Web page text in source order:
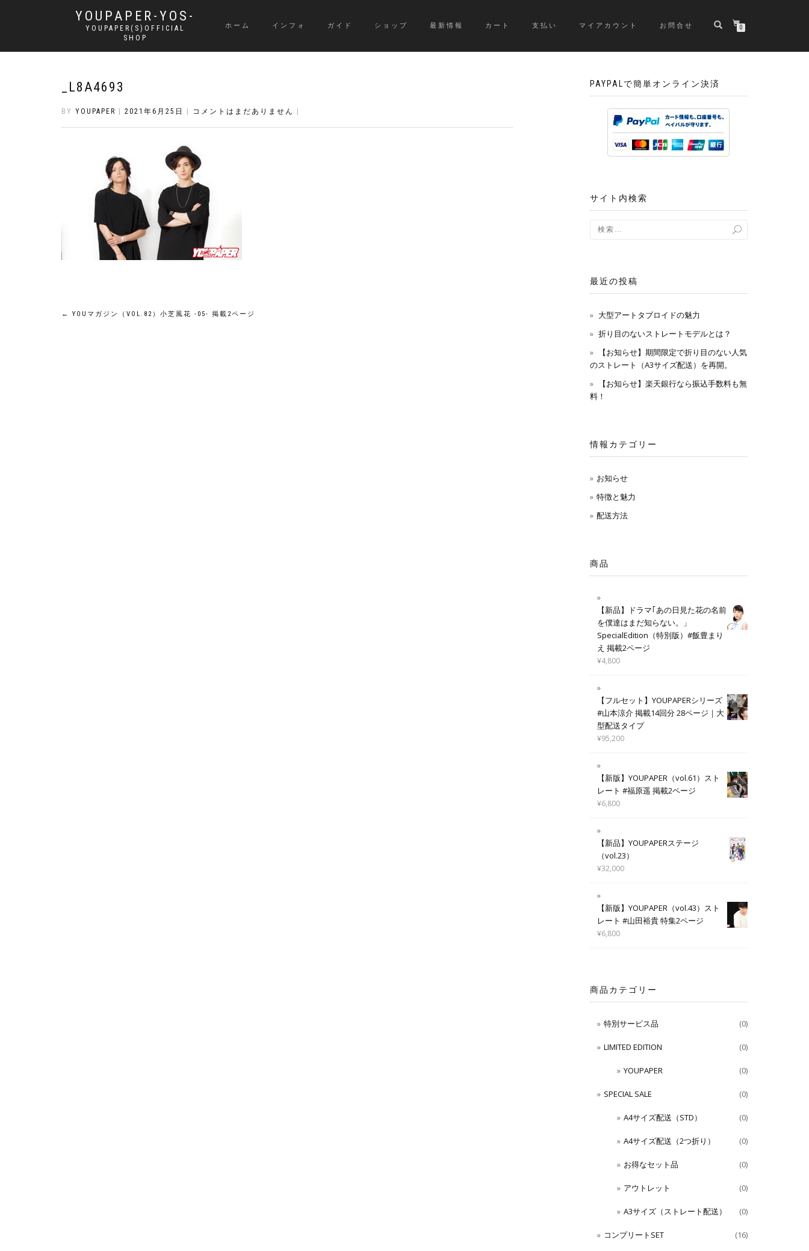
YOUPAPER-YOS-
YOUPAPER(S)OFFICIAL
SHOP
ホーム インフォ ガイド ショップ 最新情報 カート 支払い マイアカウント お問合せ 0
_L8A4693
BY YOUPAPER 2021年6月25日 コメントはまだありません
投
← YOUマガジン（VOL.82）小芝風花 -05- 掲載2ページ
PAYPALで簡単オンライン決済
サイト内検索
最近の投稿
大型アートタブロイドの魅力
折り目のないストレートモデルとは？
【お知らせ】期間限定で折り目のない人気
のストレート（A3サイズ配送）を再開。
【お知らせ】楽天銀行なら振込手数料も無
料！
情報カテゴリー
お知らせ
特徴と魅力
配送方法
商品
【新品】ドラマ｢あの日見た花の名前
を僕達はまだ知らない。」
SpecialEdition（特別版）#飯豊まり
え 掲載2ページ
¥4,800
【フルセット】YOUPAPERシリーズ
#山本涼介 掲載14回分 28ページ｜大
型配送タイプ
¥95,200
【新版】YOUPAPER（vol.61）スト
レート #福原遥 掲載2ページ
¥6,800
【新品】YOUPAPERステージ
（vol.23）
¥32,000
【新版】YOUPAPER（vol.43）スト
レート #山田裕貴 特集2ページ
¥6,800
商品カテゴリー
特別サービス品 (0)
LIMITED EDITION (0)
YOUPAPER (0)
SPECIAL SALE (0)
A4サイズ配送（STD） (0)
A4サイズ配送（2つ折り） (0)
お得なセット品 (0)
アウトレット (0)
A3サイズ（ストレート配送） (0)
コンプリートSET (16)